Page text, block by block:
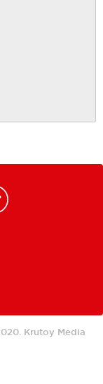
Krutoy Media